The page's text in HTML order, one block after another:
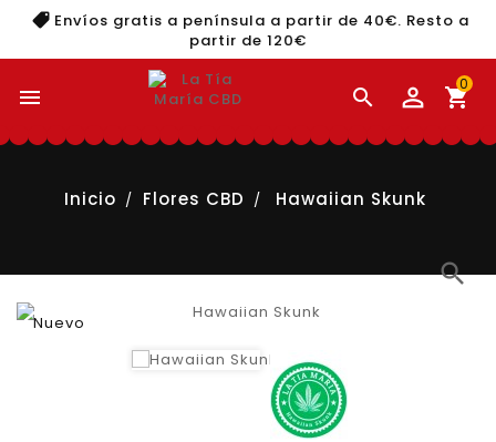
Envíos gratis a península a partir de 40€. Resto a
partir de 120€
  shopping_cart
0
Inicio Flores CBD Hawaiian Skunk
Nuevo
search